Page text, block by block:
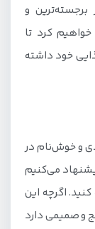
برجسته‌ترین و
کرد تا
خود داشته
و خوش‌نام در
می‌کنیم
اگرچه این
و صمیمی دارد